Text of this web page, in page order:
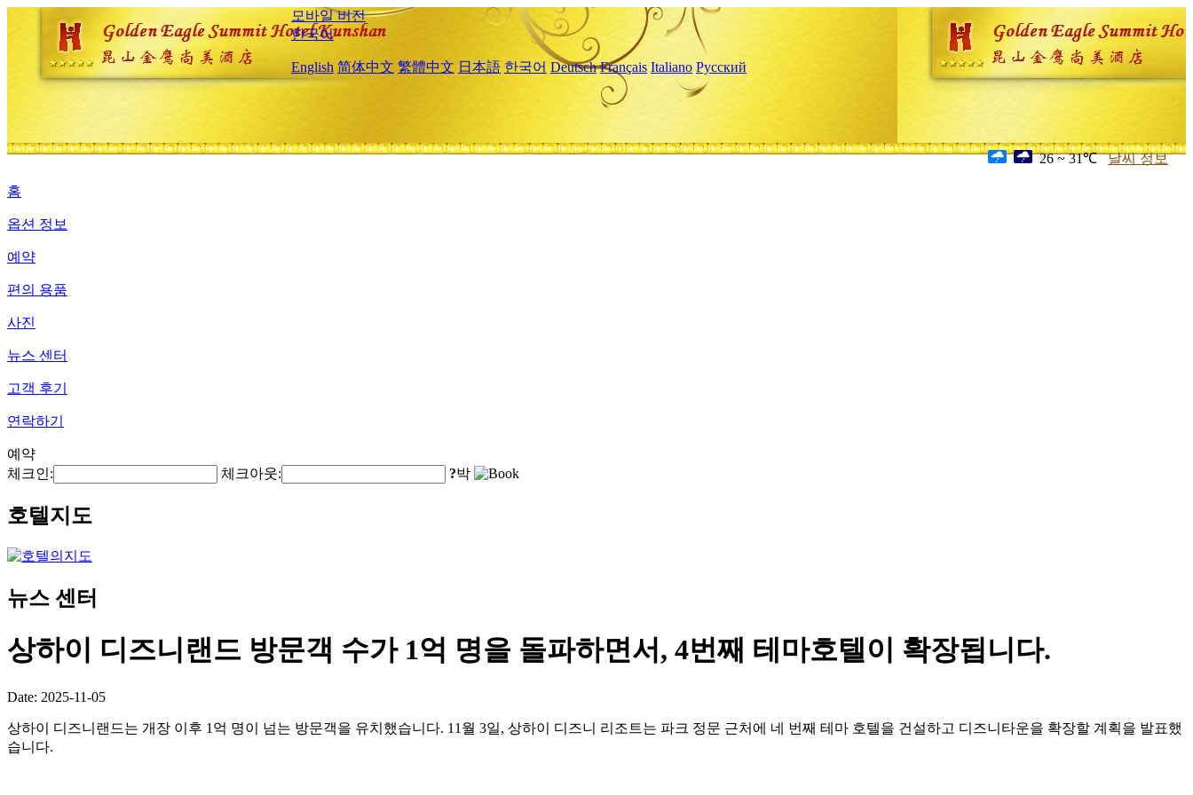
모바일 버전
한국어
English 简体中文 繁體中文 日本語 한국어 Deutsch Français Italiano Русский
26 ~ 31℃ 날씨 정보
홈
옵션 정보
예약
편의 용품
사진
뉴스 센터
고객 후기
연락하기
예약
체크인:
체크아웃: ?박
호텔지도
뉴스 센터
상하이 디즈니랜드 방문객 수가 1억 명을 돌파하면서, 4번째 테마호텔이 확장됩니다.
Date: 2025-11-05
상하이 디즈니랜드는 개장 이후 1억 명이 넘는 방문객을 유치했습니다. 11월 3일, 상하이 디즈니 리조트는 파크 정문 근처에 네 번째 테마 호텔을 건설하고 디즈니타운을 확장할 계획을 발표했
습니다.